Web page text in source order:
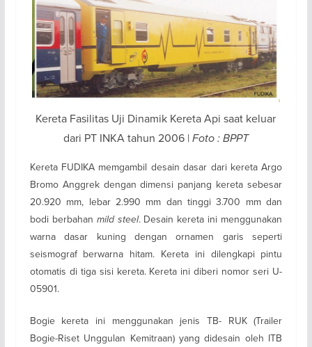
Kereta Fasilitas Uji Dinamik Kereta Api saat keluar
dari PT INKA tahun 2006 | Foto : BPPT
Kereta FUDIKA memgambil desain dasar dari kereta Argo
Bromo Anggrek dengan dimensi panjang kereta sebesar
20.920 mm, lebar 2.990 mm dan tinggi 3.700 mm dan
bodi berbahan mild steel. Desain kereta ini menggunakan
warna dasar kuning dengan ornamen garis seperti
seismograf berwarna hitam. Kereta ini dilengkapi pintu
otomatis di tiga sisi kereta. Kereta ini diberi nomor seri U-
05901.
Bogie kereta ini menggunakan jenis TB- RUK (Trailer
Bogie-Riset Unggulan Kemitraan) yang didesain oleh ITB